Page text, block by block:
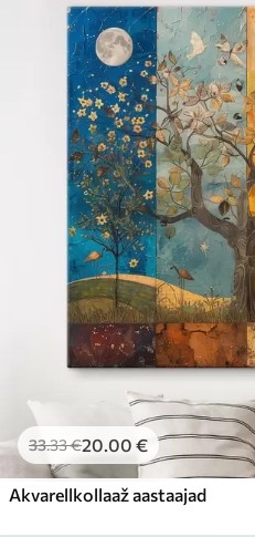
33.33€20.00 €
Akvarellkollaaž aastaajad